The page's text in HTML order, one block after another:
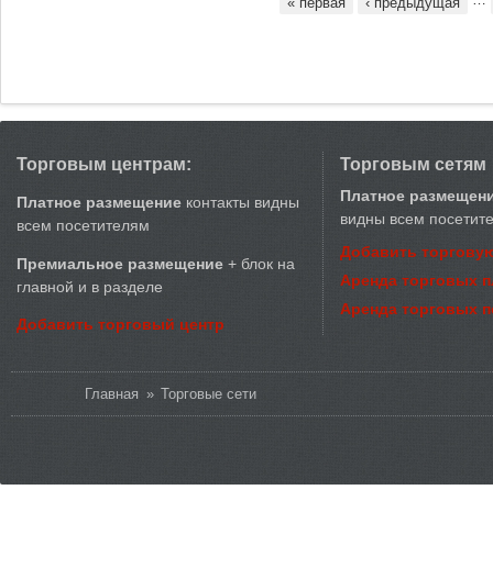
Торговым центрам:
Платное размещение контакты видны
всем посетителям
Премиальное размещение + блок на
главной и в разделе
Добавить торговый центр
Торговым сетям
Платное
видны всем
Добавить
Аренда торговых
Аренда торговых
Главная » Торговые сети